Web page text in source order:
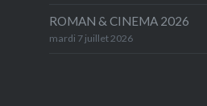
ROMAN & CINEMA 2026
mardi 7 juillet 2026